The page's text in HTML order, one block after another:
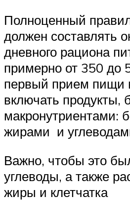
Полноценный
должен составлять
дневного рациона
примерно от 350 до
первый прием пищи
включать продукты,
макронутриентами:
жирами и
Важно, чтобы это
углеводы, а также
жиры и клетчатка